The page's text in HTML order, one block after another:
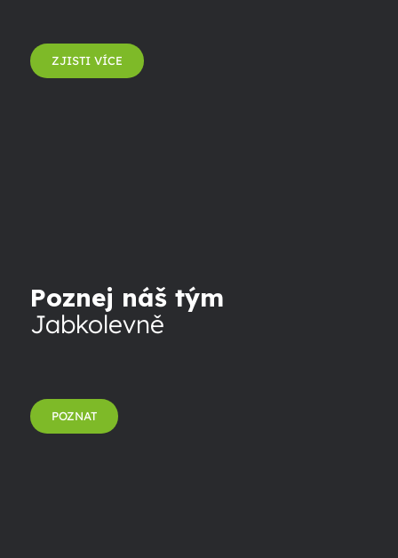
ZJISTI VÍCE
Poznej náš tým
Jabkolevně
POZNAT